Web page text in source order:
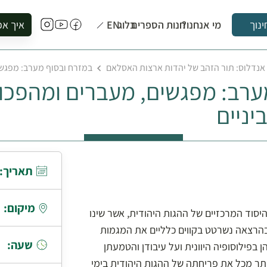
מי אנחנו?חנות הספריםבלוגEN איך
להזמין
להירשם
להירשם
לתאם
תור הזהב של יהדות ארצות האסלאם במזרח ובסוף מערב:
מפגשים, מעברים
המרכזיים של ההגות היהודית, אשר שינו
נשרטט בקווים כלליים את המגמות
היוונית ועל עיבודן והטמעתן
מכל את פריחתה של ההגות היהודית בימי
תאריך:
מיקום:
שעה: